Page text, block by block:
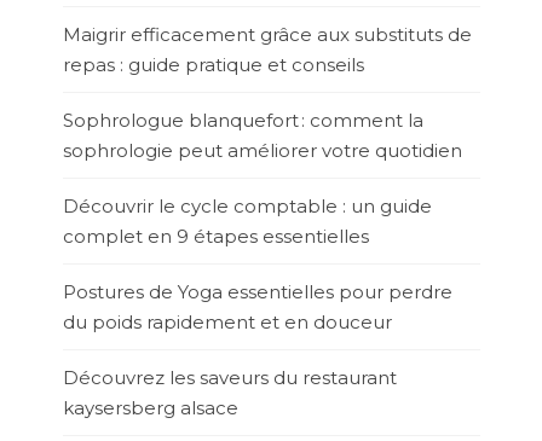
Maigrir efficacement grâce aux substituts de
repas : guide pratique et conseils
Sophrologue blanquefort : comment la
sophrologie peut améliorer votre quotidien
Découvrir le cycle comptable : un guide
complet en 9 étapes essentielles
Postures de Yoga essentielles pour perdre
du poids rapidement et en douceur
Découvrez les saveurs du restaurant
kaysersberg alsace